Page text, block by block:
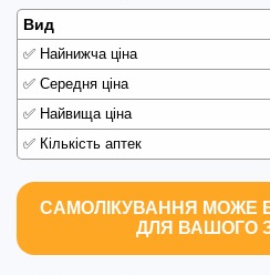
Вид
✅ Найнижча ціна
✅ Середня ціна
✅ Найвища ціна
✅ Кількість аптек
САМОЛІКУВАННЯ МОЖЕ
ДЛЯ ВАШОГО